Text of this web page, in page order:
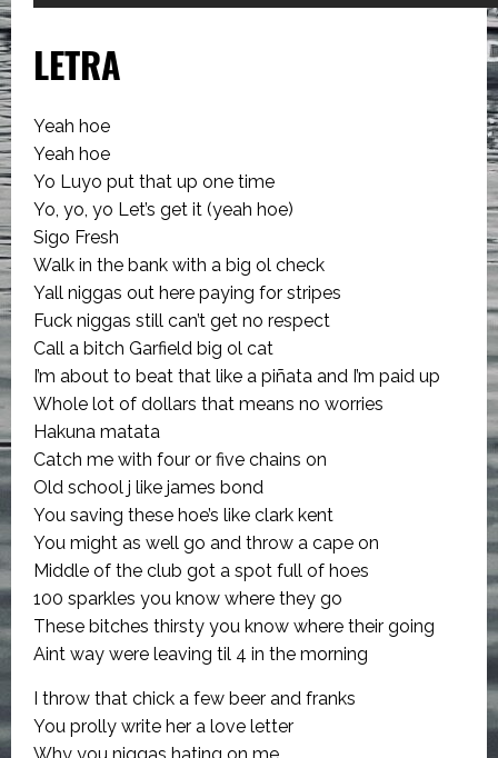
LETRA
Yeah hoe
Yeah hoe
Yo Luyo put that up one time
Yo, yo, yo Let’s get it (yeah hoe)
Sigo Fresh
Walk in the bank with a big ol check
Yall niggas out here paying for stripes
Fuck niggas still can’t get no respect
Call a bitch Garfield big ol cat
I’m about to beat that like a piñata and I’m paid up
Whole lot of dollars that means no worries
Hakuna matata
Catch me with four or five chains on
Old school j like james bond
You saving these hoe’s like clark kent
You might as well go and throw a cape on
Middle of the club got a spot full of hoes
100 sparkles you know where they go
These bitches thirsty you know where their going
Aint way were leaving til 4 in the morning
I throw that chick a few beer and franks
You prolly write her a love letter